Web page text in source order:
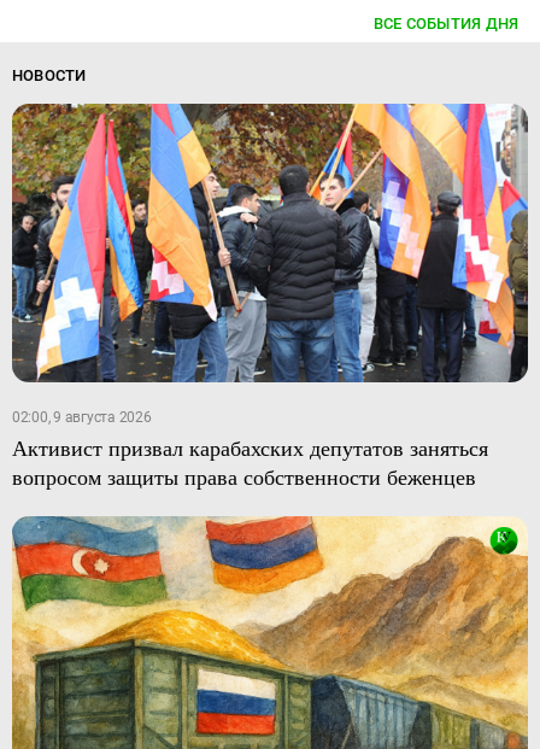
ВСЕ СОБЫТИЯ ДНЯ
НОВОСТИ
02:00, 9 августа 2026
Активист призвал карабахских депутатов заняться
вопросом защиты права собственности беженцев